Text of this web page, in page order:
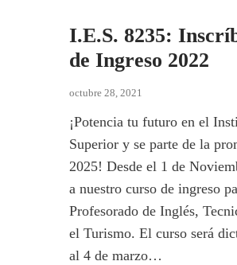
I.E.S. 8235:
de Ingreso 2022
octubre 28, 2021
¡Potencia tu futuro en el
Superior y se parte de la
2025! Desde el 1 de
a nuestro curso de ingreso
Profesorado de Inglés,
el Turismo. El curso será
al 4 de marzo…